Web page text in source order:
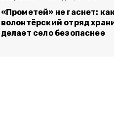
«Прометей» не гаснет:
волонтёрский отряд
делает село безопаснее